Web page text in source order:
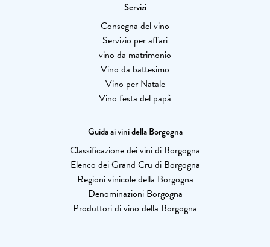
Servizi
Consegna del vino
Servizio per affari
vino da matrimonio
Vino da battesimo
Vino per Natale
Vino festa del papà
Guida ai vini della Borgogna
Classificazione dei vini di Borgogna
Elenco dei Grand Cru di Borgogna
Regioni vinicole della Borgogna
Denominazioni Borgogna
Produttori di vino della Borgogna